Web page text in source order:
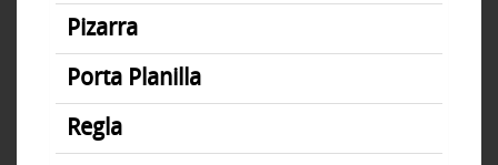
Pizarra
Porta Planilla
Regla